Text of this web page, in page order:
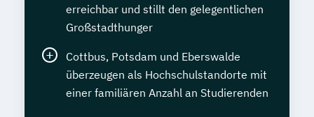
erreichbar und stillt den gelegentlichen
Großstadthunger
Cottbus, Potsdam und Eberswalde
überzeugen als Hochschulstandorte mit
einer familiären Anzahl an Studierenden